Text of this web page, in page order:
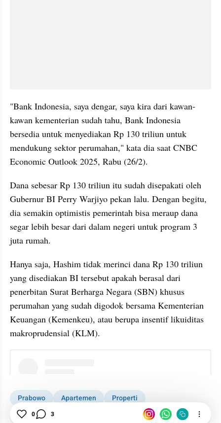
"Bank Indonesia, saya dengar, saya kira dari kawan-
kawan kementerian sudah tahu, Bank Indonesia
bersedia untuk menyediakan Rp 130 triliun untuk
mendukung sektor perumahan," kata dia saat CNBC
Economic Outlook 2025, Rabu (26/2).
Dana sebesar Rp 130 triliun itu sudah disepakati oleh
Gubernur BI Perry Warjiyo pekan lalu. Dengan begitu,
dia semakin optimistis pemerintah bisa meraup dana
segar lebih besar dari dalam negeri untuk program 3
juta rumah.
Hanya saja, Hashim tidak merinci dana Rp 130 triliun
yang disediakan BI tersebut apakah berasal dari
penerbitan Surat Berharga Negara (SBN) khusus
perumahan yang sudah digodok bersama Kementerian
Keuangan (Kemenkeu), atau berupa insentif likuiditas
makroprudensial (KLM).
Prabowo Apartemen
Properti
Hashim Djojohadikusumo
Rumah Subsidi
0 3